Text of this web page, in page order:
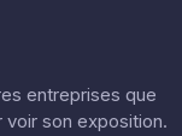
entreprises que
voir son exposition.